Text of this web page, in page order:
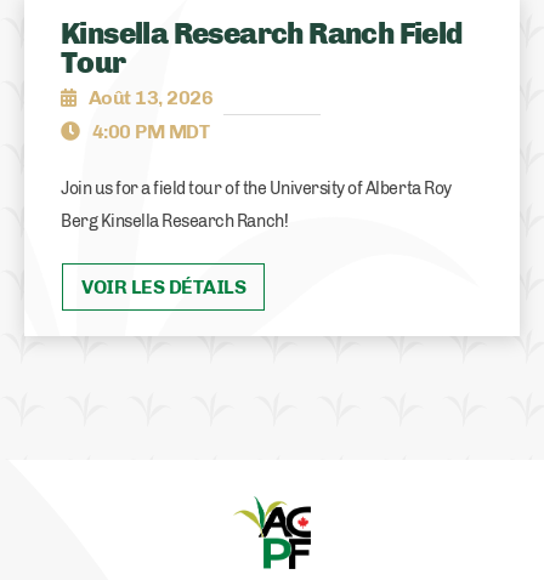
Kinsella Research Ranch Field
Tour
Août 13, 2026
4:00 PM MDT
Join us for a field tour of the University of Alberta Roy
Berg Kinsella Research Ranch!
VOIR LES DÉTAILS